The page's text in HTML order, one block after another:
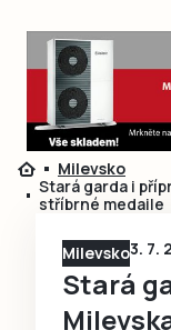
Milevsko
Stará garda i
stříbrné medaile
Milevsko3. 7.
Stará